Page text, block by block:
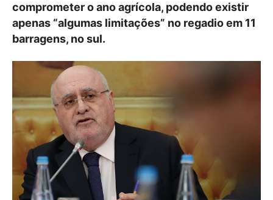
comprometer o ano agrícola, podendo existir
apenas “algumas limitações” no regadio em 11
barragens, no sul.